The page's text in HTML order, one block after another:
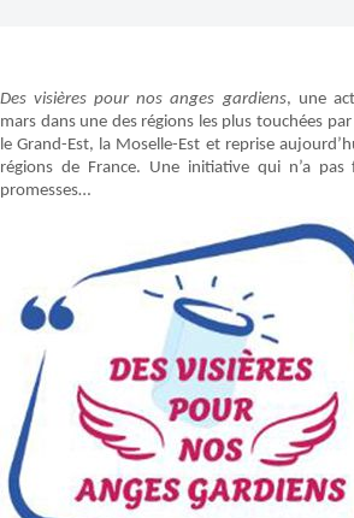
Des visières pour nos anges gardiens, une
mars dans une des régions les plus touchées
le Grand-Est, la Moselle-Est et reprise
régions de France. Une initiative qui n’a
promesses…